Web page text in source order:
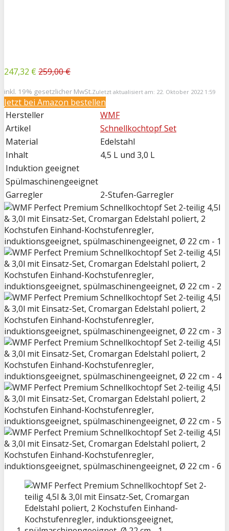
247,32 € 259,00 €
inkl. 19% gesetzlicher MwSt.Zuletzt aktualisiert am: 22. Oktober 2022 1:59
Jetzt bei Amazon bestellen
Hersteller
WMF
Artikel
Schnellkochtopf Set
Material
Edelstahl
Inhalt
4,5 L und 3,0 L
Induktion geeignet
Spülmaschinengeeignet
Garregler
2-Stufen-Garregler